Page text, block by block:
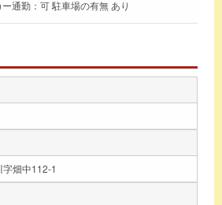
通勤：可 駐車場の有無 あり
畑中112-1